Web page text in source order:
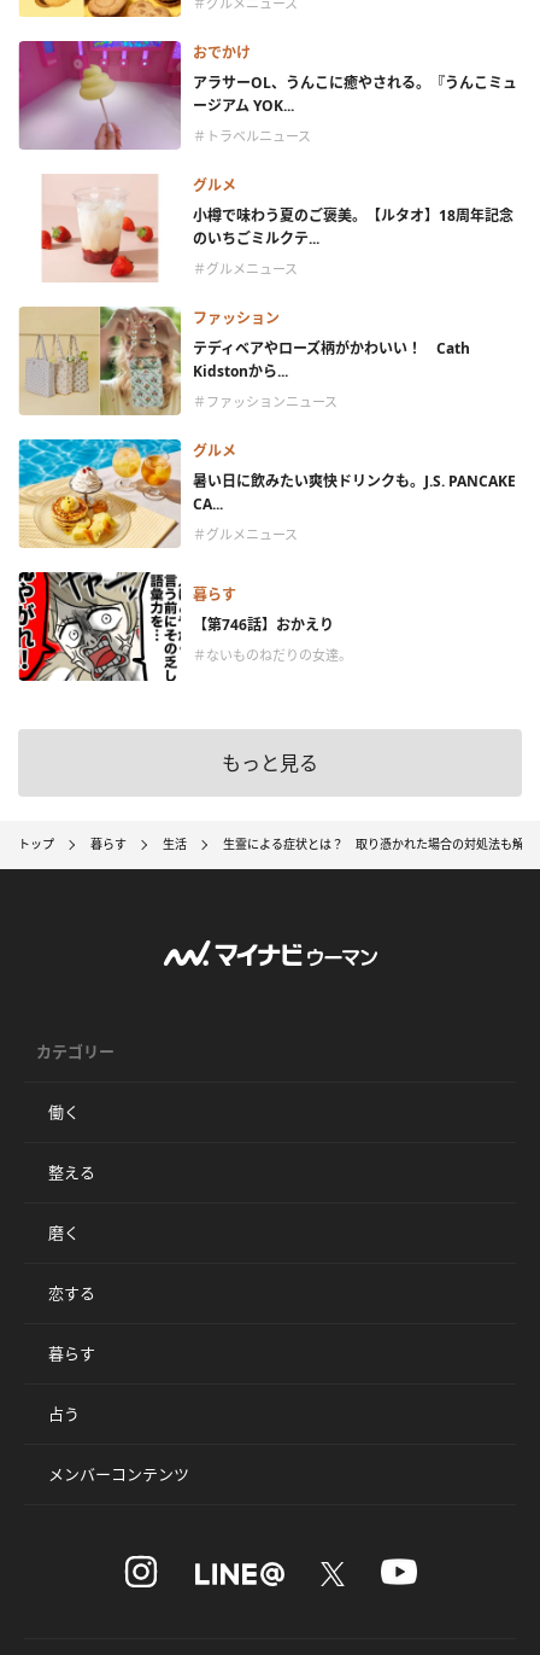
おでかけ
アラサーOL、うんこに癒やされる。『うんこミュ
ージアム YOK...
＃トラベルニュース
グルメ
小樽で味わう夏のご褒美。【ルタオ】18周年記念
のいちごミルクテ...
＃グルメニュース
ファッション
テディベアやローズ柄がかわいい！ Cath
Kidstonから...
＃ファッションニュース
グルメ
暑い日に飲みたい爽快ドリンクも。J.S. PANCAKE
CA...
＃グルメニュース
暮らす
【第746話】おかえり
＃ないものねだりの女達。
もっと見る
トップ 暮らす 生活 生霊による症状とは？ 取り憑かれた場合の対処法も解説
カテゴリー
働く
整える
磨く
恋する
暮らす
占う
メンバーコンテンツ